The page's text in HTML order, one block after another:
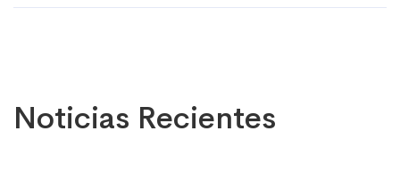
Noticias Recientes